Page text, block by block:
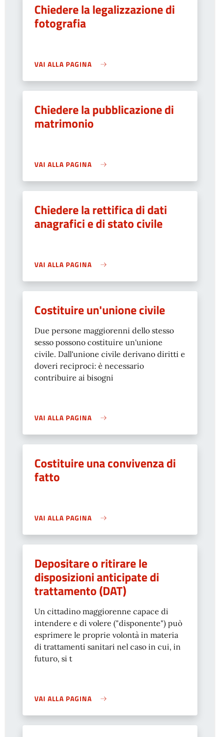
Chiedere la legalizzazione di
fotografia
VAI ALLA PAGINA
Chiedere la pubblicazione di
matrimonio
VAI ALLA PAGINA
Chiedere la rettifica di dati
anagrafici e di stato civile
VAI ALLA PAGINA
Costituire un'unione civile
Due persone maggiorenni dello stesso
sesso possono costituire un'unione
civile. Dall'unione civile derivano diritti e
doveri reciproci: è necessario
contribuire ai bisogni
VAI ALLA PAGINA
Costituire una convivenza di
fatto
VAI ALLA PAGINA
Depositare o ritirare le
disposizioni anticipate di
trattamento (DAT)
Un cittadino maggiorenne capace di
intendere e di volere ("disponente") può
esprimere le proprie volontà in materia
di trattamenti sanitari nel caso in cui, in
futuro, si t
VAI ALLA PAGINA